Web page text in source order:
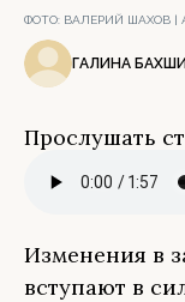
ФОТО: ВАЛЕРИЙ ШАХОВ |
ГАЛИНА
Прослушать
Изменения в
вступают в